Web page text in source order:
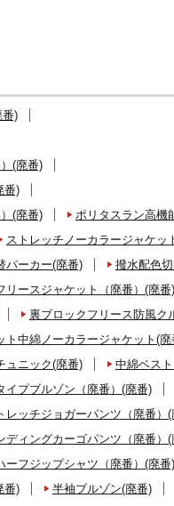
番)
(廃番)
番)
(廃番)
ポリタスラン高機
ストレッチノーカラージャケッ
パーカー(廃番)
撥水配色
リースジャケット（廃番）(廃番)
裏ブロックフリース防風ク
ト中綿ノーカラージャケット(廃
ュニック(廃番)
中綿ベス
イプブルゾン（廃番）(廃番)
レッチジョガーパンツ（廃番）(
ディングカーゴパンツ（廃番）(
ーフジップシャツ（廃番）(廃番)
番)
半袖ブルゾン(廃番)